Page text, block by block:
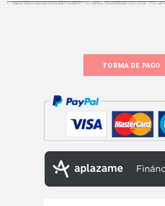
FORMA DE PAGO